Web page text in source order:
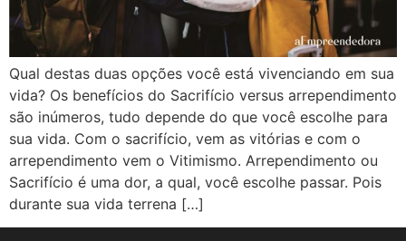
Qual destas duas opções você está vivenciando em sua
vida? Os benefícios do Sacrifício versus arrependimento
são inúmeros, tudo depende do que você escolhe para
sua vida. Com o sacrifício, vem as vitórias e com o
arrependimento vem o Vitimismo. Arrependimento ou
Sacrifício é uma dor, a qual, você escolhe passar. Pois
durante sua vida terrena […]